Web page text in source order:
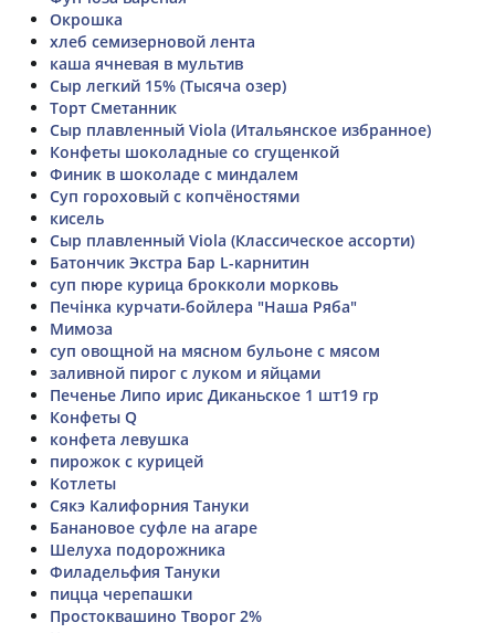
Окрошка
хлеб семизерновой лента
каша ячневая в мультив
Сыр легкий 15% (Тысяча озер)
Торт Сметанник
Сыр плавленный Viola (Итальянское избранное)
Конфеты шоколадные со сгущенкой
Финик в шоколаде с миндалем
Суп гороховый с копчёностями
кисель
Сыр плавленный Viola (Классическое ассорти)
Батончик Экстра Бар L-карнитин
суп пюре курица брокколи морковь
Печінка курчати-бойлера "Наша Ряба"
Мимоза
суп овощной на мясном бульоне с мясом
заливной пирог с луком и яйцами
Печенье Липо ирис Диканьское 1 шт19 гр
Конфеты Q
конфета левушка
пирожок с курицей
Котлеты
Сякэ Калифорния Тануки
Банановое суфле на агаре
Шелуха подорожника
Филадельфия Тануки
пицца черепашки
Простоквашино Творог 2%